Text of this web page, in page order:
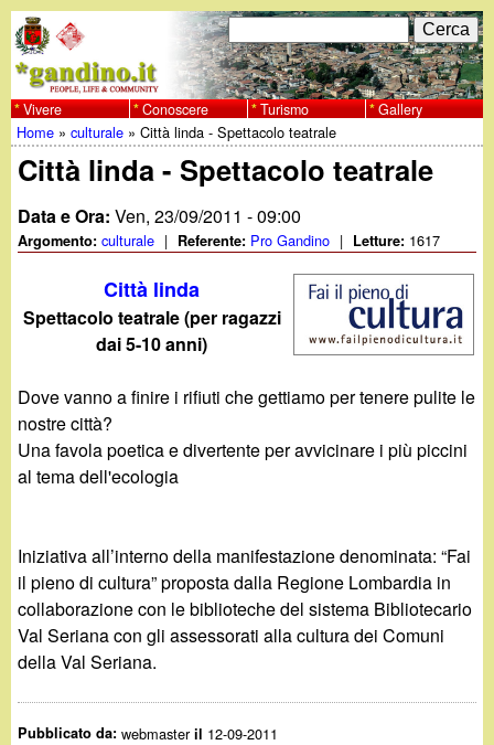
al
contenuto
principale
w
w
w
g
a
n
d
i
n
o
.
F
o
r
m
d
r
c
e
a
C
e
r
c
a
Vivere Conoscere Turismo Gallery
Tu
sei
qui
Home »culturale »Città linda - Spettacolo teatrale
Città linda - Spettacolo teatrale
Data e Ora:Ven, 23/09/2011 - 09:00
Argomento:culturale | Referente: Pro Gandino | Letture: 1617
Città linda
Spettacolo teatrale (per ragazzi
dai 5-10 anni)
Dove vanno a finire i rifiuti che gettiamo per tenere pulite le
nostre città?
Una favola poetica e divertente per avvicinare i più piccini
al tema dell'ecologia
Iniziativa all’interno della manifestazione denominata: “Fai
il pieno di cultura” proposta dalla Regione Lombardia in
collaborazione con le biblioteche del sistema Bibliotecario
Val Seriana con gli assessorati alla cultura dei Comuni
della Val Seriana.
Pubblicato da:webmasteril 12-09-2011